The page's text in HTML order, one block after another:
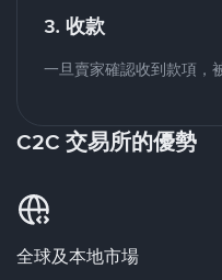
3. 收款
一旦賣家確認收到款項，
C2C 交易所的優勢
全球及本地市場